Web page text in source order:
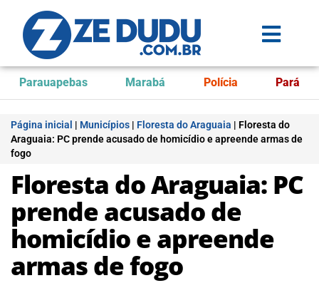
Parauapebas Marabá Polícia Pará
Página inicial | Municípios | Floresta do Araguaia | Floresta do
Araguaia: PC prende acusado de homicídio e apreende armas de
fogo
Floresta do Araguaia: PC
prende acusado de
homicídio e apreende
armas de fogo